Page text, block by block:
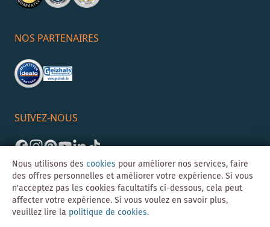
NOS PARTENAIRES
SUIVEZ-NOUS
Nous utilisons des cookies pour améliorer nos services, faire
des offres personnelles et améliorer votre expérience. Si vous
n'acceptez pas les cookies facultatifs ci-dessous, cela peut
affecter votre expérience. Si vous voulez en savoir plus,
veuillez lire la politique de cookies.